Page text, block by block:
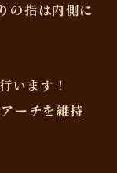
の指は内側に
います！
ーチを維持